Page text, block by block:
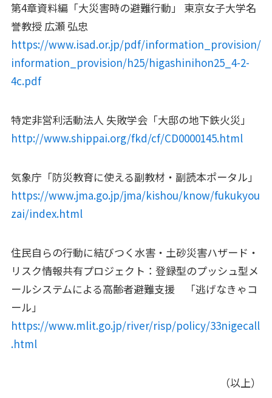
第4章資料編「大災害時の避難行動」 東京女子大学名
誉教授 広瀬 弘忠
https://www.isad.or.jp/pdf/information_provision/
information_provision/h25/higashinihon25_4-2-
4c.pdf
特定非営利活動法人 失敗学会「大邸の地下鉄火災」
http://www.shippai.org/fkd/cf/CD0000145.html
気象庁「防災教育に使える副教材・副読本ポータル」
https://www.jma.go.jp/jma/kishou/know/fukukyou
zai/index.html
住民自らの行動に結びつく水害・土砂災害ハザード・
リスク情報共有プロジェクト：登録型のプッシュ型メ
ールシステムによる高齢者避難支援 「逃げなきゃコ
ール」
https://www.mlit.go.jp/river/risp/policy/33nigecall
.html
（以上）